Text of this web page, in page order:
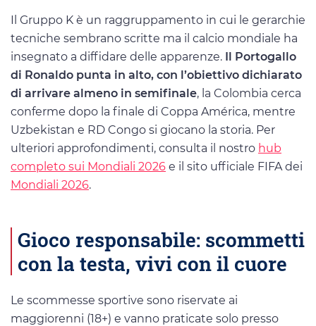
Il Gruppo K è un raggruppamento in cui le gerarchie
tecniche sembrano scritte ma il calcio mondiale ha
insegnato a diffidare delle apparenze.
Il Portogallo
di Ronaldo punta in alto, con l’obiettivo dichiarato
di arrivare almeno in semifinale, la Colombia cerca
conferme dopo la finale di Coppa América, mentre
Uzbekistan e RD Congo si giocano la storia. Per
ulteriori approfondimenti, consulta il nostro hub
completo sui Mondiali 2026 e il sito ufficiale FIFA dei
Mondiali 2026.
Gioco responsabile: scommetti
con la testa, vivi con il cuore
Le scommesse sportive sono riservate ai
maggiorenni (18+) e vanno praticate solo presso